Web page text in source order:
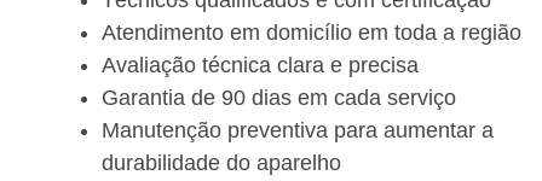
Atendimento em domicílio em toda a região
Avaliação técnica clara e precisa
Garantia de 90 dias em cada serviço
Manutenção preventiva para aumentar a
durabilidade do aparelho